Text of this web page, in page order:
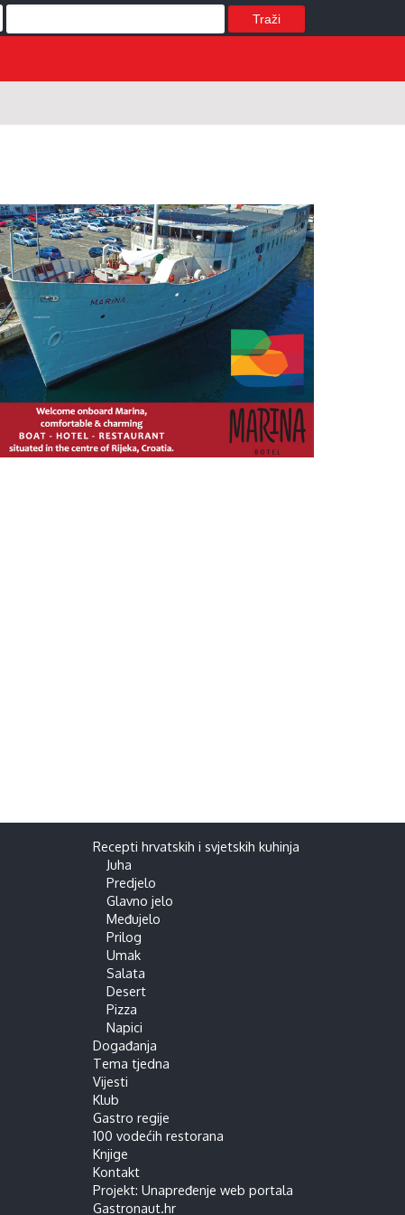
Traži
Recepti hrvatskih i svjetskih kuhinja
Juha
Predjelo
Glavno jelo
Međujelo
Prilog
Umak
Salata
Desert
Pizza
Napici
Događanja
Tema tjedna
Vijesti
Klub
Gastro regije
100 vodećih restorana
Knjige
Kontakt
Projekt: Unapređenje web portala
Gastronaut.hr